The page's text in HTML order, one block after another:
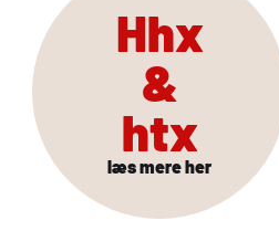
Hhx
&
htx
læs mere her